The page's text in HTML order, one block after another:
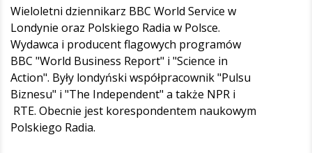
Wieloletni dziennikarz BBC World Service w
Londynie oraz Polskiego Radia w Polsce.
Wydawca i producent flagowych programów
BBC "World Business Report" i "Science in
Action". Były londyński współpracownik "Pulsu
Biznesu" i "The Independent" a także NPR i
RTE. Obecnie jest korespondentem naukowym
Polskiego Radia.